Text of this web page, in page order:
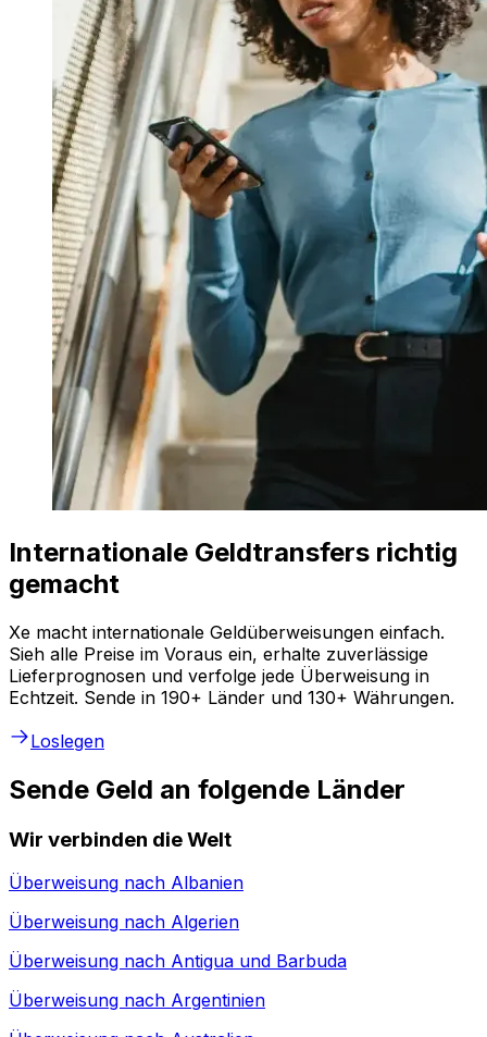
Internationale Geldtransfers richtig
gemacht
Xe macht internationale Geldüberweisungen einfach.
Sieh alle Preise im Voraus ein, erhalte zuverlässige
Lieferprognosen und verfolge jede Überweisung in
Echtzeit. Sende in 190+ Länder und 130+ Währungen.
Loslegen
Sende Geld an folgende Länder
Wir verbinden die Welt
Überweisung nach Albanien
Überweisung nach Algerien
Überweisung nach Antigua und Barbuda
Überweisung nach Argentinien